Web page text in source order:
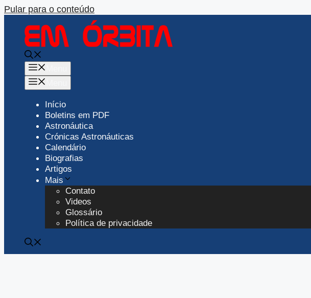
Pular para o conteúdo
Início
Boletins em PDF
Astronáutica
Crónicas Astronáuticas
Calendário
Biografias
Artigos
Mais
Contato
Videos
Glossário
Política de privacidade